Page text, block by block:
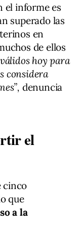
el informe es
superado las
en
de ellos
hoy para
considera
denuncia
el
cinco
que
a la